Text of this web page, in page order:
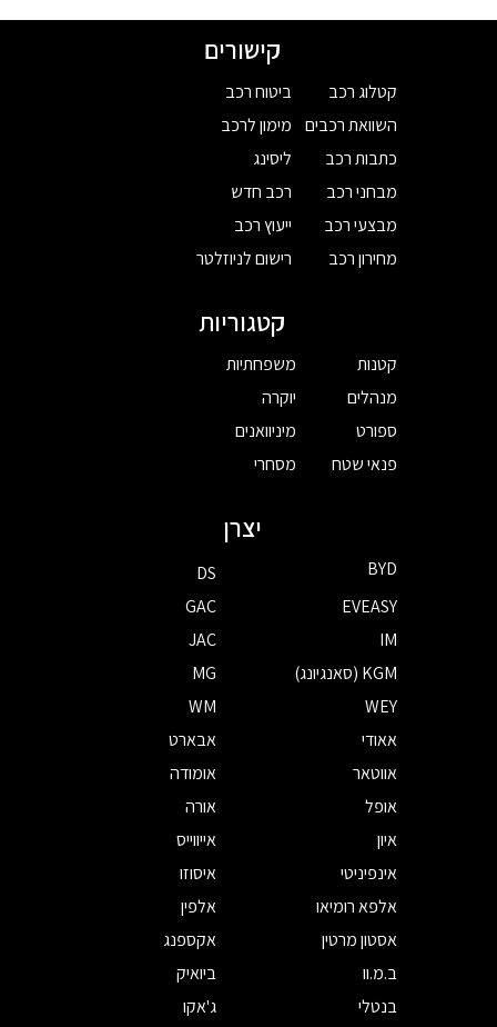
קישורים
קטלוג רכב
השוואת רכבים
כתבות רכב
מבחני רכב
מבצעי רכב
מחירון רכב
ביטוח רכב
מימון לרכב
ליסינג
רכב חדש
ייעוץ רכב
רישום לניוזלטר
קטגוריות
קטנות
מנהלים
ספורט
פנאי שטח
משפחתיות
יוקרה
מיניוואנים
מסחרי
יצרן
BYD
DS
EVEASY
GAC
IM
JAC
KGM (סאנגיונג)
MG
WEY
WM
אאודי
אבארט
אווטאר
אומודה
אופל
אורה
איון
אייווייס
אינפיניטי
איסוזו
אלפא רומיאו
אלפין
אסטון מרטין
אקספנג
ב.מ.וו
ביואיק
בנטלי
ג'אקו